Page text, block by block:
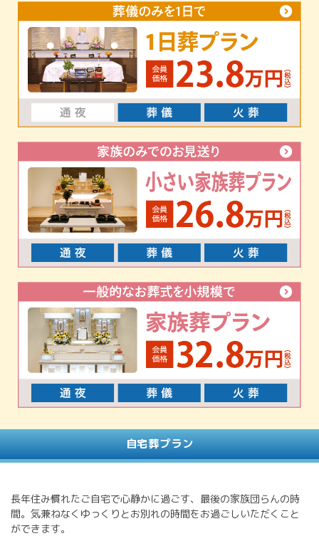
自宅葬プラン
長年住み慣れたご自宅で心静かに過ごす、最後の家族団らんの時
間。気兼ねなくゆっくりとお別れの時間をお過ごしいただくこと
ができます。